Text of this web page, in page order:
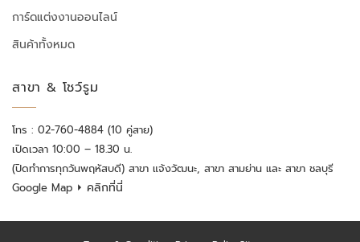
การ์ดแต่งงานออนไลน์
สินค้าทั้งหมด
สาขา & โชว์รูม
โทร : 02-760-4884 (10 คู่สาย)
เปิดเวลา 10:00 – 18.30 น.
(ปิดทำการทุกวันพฤหัสบดี) สาขา แจ้งวัฒนะ, สาขา สามย่าน และ สาขา ชลบุรี
Google Map ⏵ คลิกที่นี่